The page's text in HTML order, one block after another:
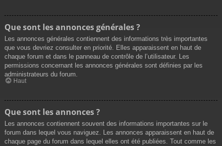
Que sont les annonces générales ?
Les annonces générales contiennent des informations très importantes
que vous devriez consulter en priorité. Elles apparaissent en haut de
chaque forum et dans le panneau de contrôle de l’utilisateur. Les
permissions concernant les annonces générales sont définies par les
administrateurs du forum.
Haut
Que sont les annonces ?
Les annonces contiennent souvent des informations importantes sur le
forum dans lequel vous naviguez. Les annonces apparaissent en haut de
chaque page du forum dans lequel elles ont été publiées. Tout comme les